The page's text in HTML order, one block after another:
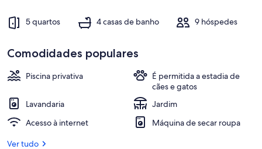
salted
Pool.
Cyprus
Piscina
5 quartos 4 casas de banho 9 hóspedes
Comodidades populares
Piscina privativa
É permitida a estadia de
cães e gatos
Lavandaria
Jardim
Acesso à internet
Máquina de secar roupa
Ver tudo